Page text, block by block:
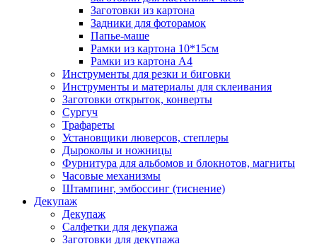
Заготовки из картона
Задники для фоторамок
Папье-маше
Рамки из картона 10*15см
Рамки из картона А4
Инструменты для резки и биговки
Инструменты и материалы для склеивания
Заготовки открыток, конверты
Сургуч
Трафареты
Установщики люверсов, степлеры
Дыроколы и ножницы
Фурнитура для альбомов и блокнотов, магниты
Часовые механизмы
Штампинг, эмбоссинг (тиснение)
Декупаж
Декупаж
Салфетки для декупажа
Заготовки для декупажа